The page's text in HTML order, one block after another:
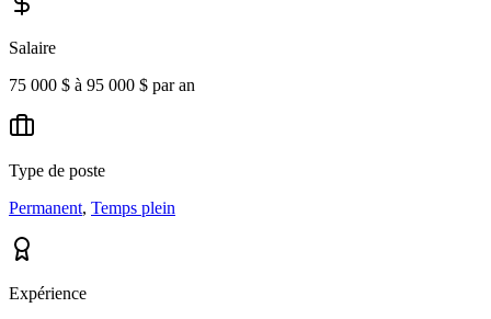
Salaire
75 000 $ à 95 000 $ par an
Type de poste
Permanent, Temps plein
Expérience